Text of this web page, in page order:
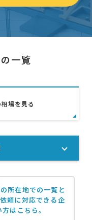
一覧
所在地での一覧と
頼に対応できる企
はこちら。
場を見る